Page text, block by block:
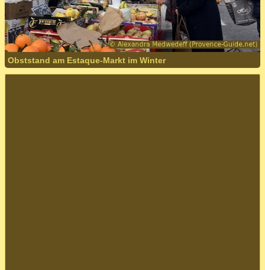
Obststand am Estaque-Markt im Winter